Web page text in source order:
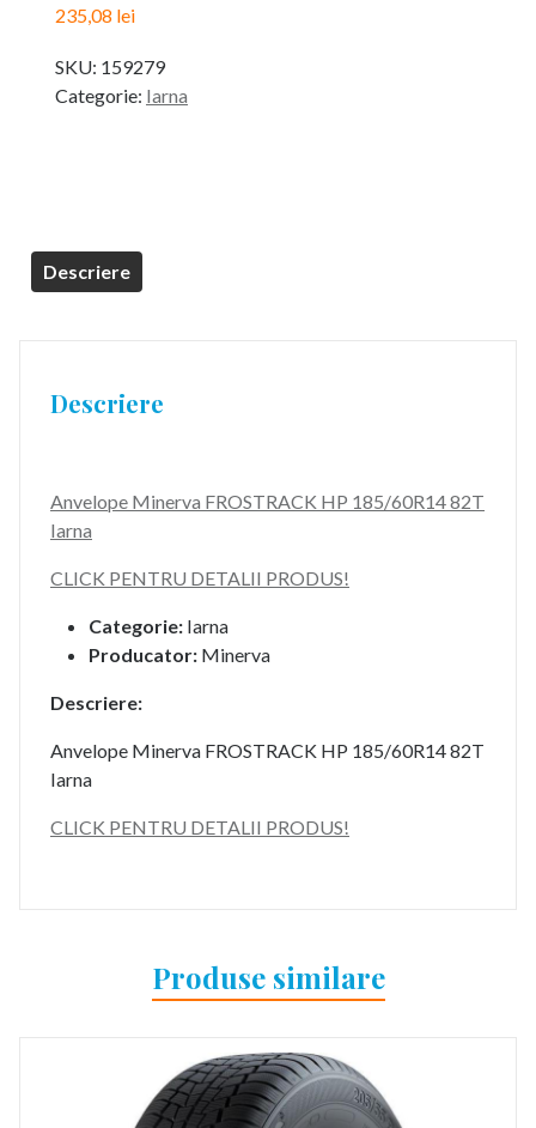
235,08 lei
SKU: 159279
Categorie: Iarna
Descriere
Descriere
Anvelope Minerva FROSTRACK HP 185/60R14 82T
Iarna
CLICK PENTRU DETALII PRODUS!
Categorie: Iarna
Producator: Minerva
Descriere:
Anvelope Minerva FROSTRACK HP 185/60R14 82T
Iarna
CLICK PENTRU DETALII PRODUS!
Produse similare